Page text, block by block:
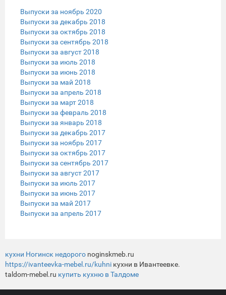
Выпуски за ноябрь 2020
Выпуски за декабрь 2018
Выпуски за октябрь 2018
Выпуски за сентябрь 2018
Выпуски за август 2018
Выпуски за июль 2018
Выпуски за июнь 2018
Выпуски за май 2018
Выпуски за апрель 2018
Выпуски за март 2018
Выпуски за февраль 2018
Выпуски за январь 2018
Выпуски за декабрь 2017
Выпуски за ноябрь 2017
Выпуски за октябрь 2017
Выпуски за сентябрь 2017
Выпуски за август 2017
Выпуски за июль 2017
Выпуски за июнь 2017
Выпуски за май 2017
Выпуски за апрель 2017
кухни Ногинск недорого noginskmeb.ru
https://ivanteevka-mebel.ru/kuhni кухни в Ивантеевке.
taldom-mebel.ru купить кухню в Талдоме